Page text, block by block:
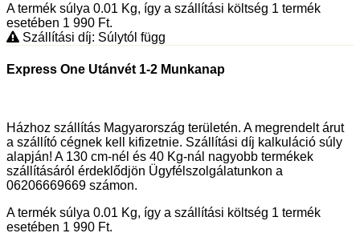
A termék súlya 0.01 Kg, így a szállítási költség 1 termék
esetében 1 990 Ft.
Szállítási díj: Súlytól függ
Express One Utánvét 1-2 Munkanap
Házhoz szállítás Magyarország területén. A megrendelt árut
a szállító cégnek kell kifizetnie. Szállítási díj kalkuláció súly
alapján! A 130 cm-nél és 40 Kg-nál nagyobb termékek
szállításáról érdeklődjön Ügyfélszolgálatunkon a
06206669669 számon.
A termék súlya 0.01 Kg, így a szállítási költség 1 termék
esetében 1 990 Ft.